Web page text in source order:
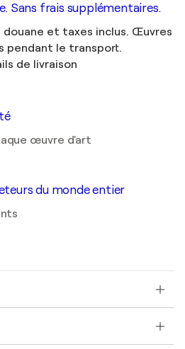
Sans frais supplémentaires.
douane et taxes inclus. Œuvres
pendant le transport.
de livraison
œuvre d'art
du monde entier